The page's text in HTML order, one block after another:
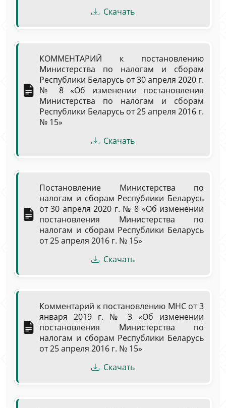
Скачать
КОММЕНТАРИЙ к постановлению
Министерства по налогам и сборам
Республики Беларусь от 30 апреля 2020 г.
№ 8 «Об изменении постановления
Министерства по налогам и сборам
Республики Беларусь от 25 апреля 2016 г.
№ 15»
Скачать
Постановление Министерства по
налогам и сборам Республики Беларусь
от 30 апреля 2020 г. № 8 «Об изменении
постановления Министерства по
налогам и сборам Республики Беларусь
от 25 апреля 2016 г. № 15»
Скачать
Комментарий к постановлению МНС от 3
января 2019 г. № 3 «Об изменении
постановления Министерства по
налогам и сборам Республики Беларусь
от 25 апреля 2016 г. № 15»
Скачать